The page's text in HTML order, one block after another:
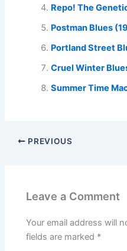
Repo! The
Postman Blues
Portland Street
Cruel Winter
Summer Time
PREVIOUS
Leave a Comment
Your email address will
fields are marked *